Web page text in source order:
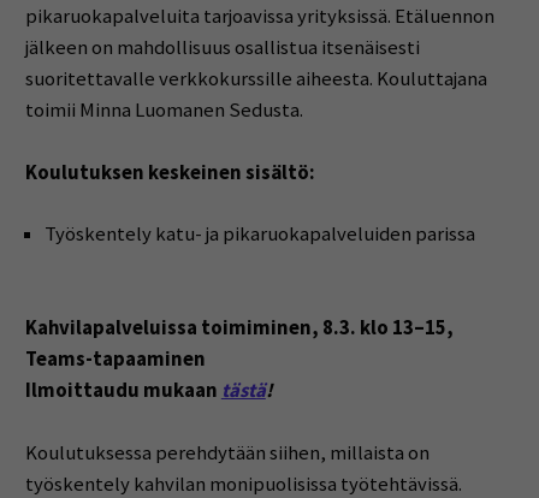
pikaruokapalveluita tarjoavissa yrityksissä. Etäluennon
jälkeen on mahdollisuus osallistua itsenäisesti
suoritettavalle verkkokurssille aiheesta. Kouluttajana
toimii Minna Luomanen Sedusta.
Koulutuksen keskeinen sisältö:
Työskentely katu- ja pikaruokapalveluiden parissa
Kahvilapalveluissa toimiminen, 8.3. klo 13–15,
Teams-tapaaminen
Ilmoittaudu mukaan tästä!
Koulutuksessa perehdytään siihen, millaista on
työskentely kahvilan monipuolisissa työtehtävissä.